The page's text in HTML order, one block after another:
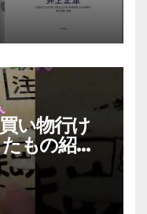
い物行け
もの紹